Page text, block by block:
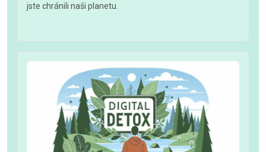
jste chránili naši planetu.